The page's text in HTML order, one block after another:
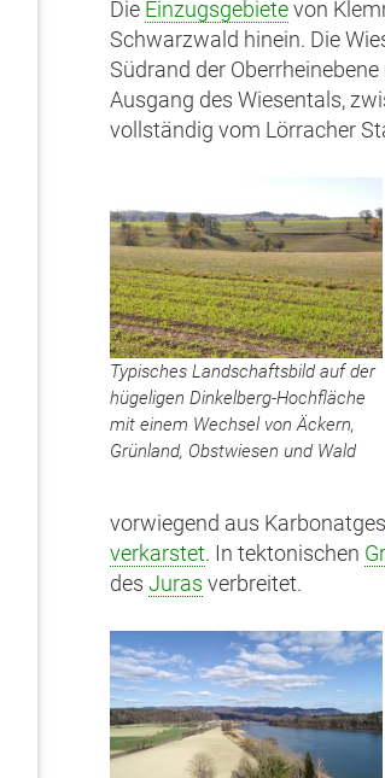
Die Einzugsgebiete von
Schwarzwald hinein. Die
Südrand der
Ausgang des Wiesentals,
vollständig vom Lörracher
Typisches Landschaftsbild auf der
hügeligen Dinkelberg-Hochfläche
mit einem Wechsel von Äckern,
Grünland, Obstwiesen und Wald
vorwiegend aus
verkarstet. In tektonischen
des Juras verbreitet.